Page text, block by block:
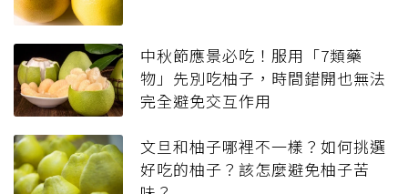
中秋節應景必吃！服用「7類藥
物」先別吃柚子，時間錯開也無法
完全避免交互作用
文旦和柚子哪裡不一樣？如何挑選
好吃的柚子？該怎麼避免柚子苦